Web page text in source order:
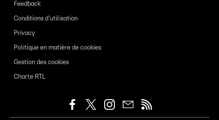
Feedback
Conditions d'utilisation
Privacy
Politique en matière de cookies
Gestion des cookies
Charte RTL